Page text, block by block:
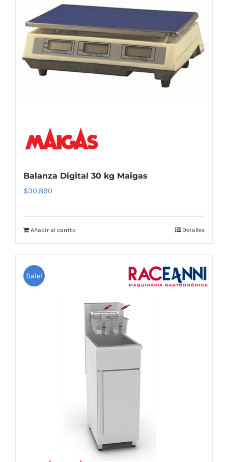
Balanza Digital 30 kg Maigas
$30,890
Añadir al carrito Detalles
Sale!